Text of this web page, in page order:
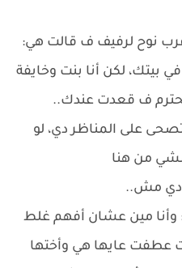
نوح لرفيف ف قالت هي:
بيتك، لكن أنا بنت وخايفة
ف قعدت عندك..
على المناظر دي، لو
من هنا
دي مش..
وأنا مين عشان أفهم غلط
عطفت عايها هي وأختها